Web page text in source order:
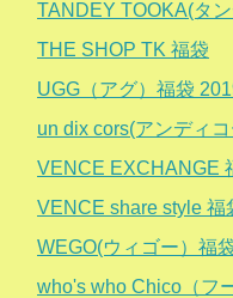
TANDEY TOOKA(タ
THE SHOP TK 福袋
UGG（アグ）福袋
un dix cors(アンディ
VENCE EXCHANGE
VENCE share style 福
WEGO(ウィゴー）福
who's who Chico（フ